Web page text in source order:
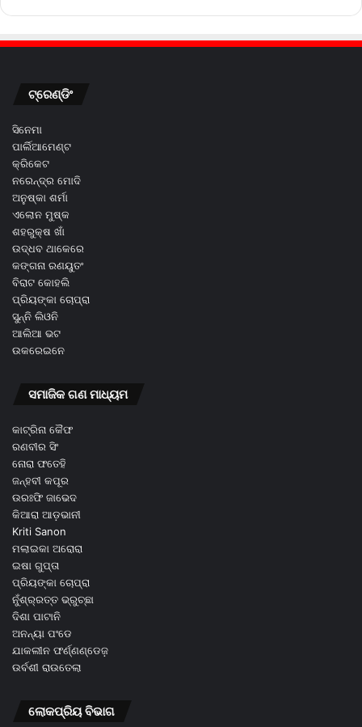
ଟ୍ରେଣ୍ଡିଂ
ସିନେମା
ପାର୍ଲିଆମେଣ୍ଟ
କ୍ରିକେଟ
ନରେନ୍ଦ୍ର ମୋଦି
ଅନୁଷ୍କା ଶର୍ମା
ଏଲୋନ ମୁଷ୍କ
ଶହରୁକ୍ଷ ଖାଁ
ଉଦ୍ଧବ ଥାକେରେ
କଙ୍ଗନା ରଣୟୁତଂ
ବିରାଟ କୋହଲି
ପ୍ରିୟଙ୍କା ଚୋପ୍ରା
ସୁନ୍ନି ଲିଓନି
ଆଲିଆ ଭଟ
ଉକରେଇନେ
ସମାଜିକ ଗଣ ମାଧ୍ୟମ
କାଟ୍ରିନା କୈଫ
ରଣବୀର ସିଂ
ନୋରା ଫତେହି
ଜନ୍ହବୀ କପୂର
ଉରଃଫି ଜାଭେଦ
କିଆରା ଆଡ଼ଭାନୀ
Kriti Sanon
ମଲାଇକା ଅରୋରା
ଇଷା ଗୁପ୍ତା
ପ୍ରିୟଙ୍କା ଚୋପ୍ରା
ନୁଁଶ୍ର୍ରତ୍ତ ଭ୍ରୁଚ୍ଛା
ଦିଶା ପାଟାନି
ଅନନ୍ୟା ପଂଡେ
ଯାକଲୀନ ଫର୍ଣ୍ଣଣ୍ଡେଜ଼
ଉର୍ବଶୀ ରାଉତେଲା
ଲୋକପ୍ରିୟ ବିଭାଗ